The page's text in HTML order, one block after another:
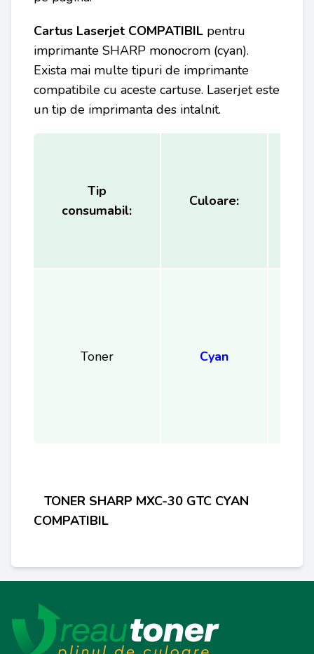
Cartus Laserjet COMPATIBIL pentru
imprimante SHARP monocrom (cyan).
Exista mai multe tipuri de imprimante
compatibile cu aceste cartuse. Laserjet este
un tip de imprimanta des intalnit.
Tip
consumabil:
Culoare:
Toner Cyan
TONER SHARP MXC-30 GTC CYAN
COMPATIBIL